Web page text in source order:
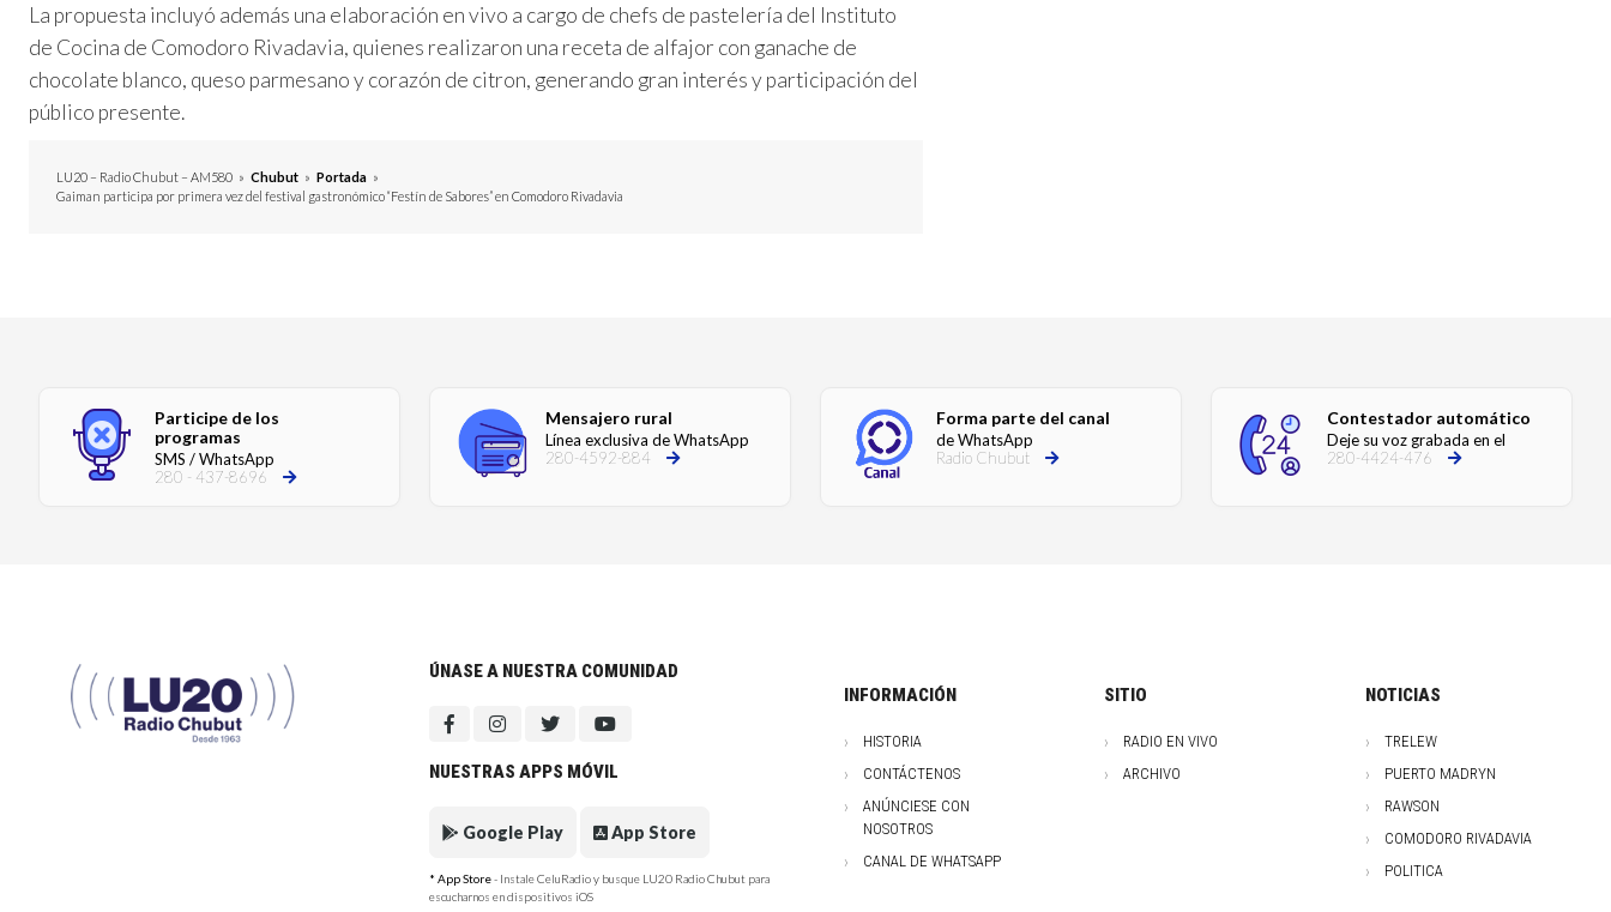
La propuesta incluyó además una elaboración en vivo a cargo de chefs de pastelería del Instituto
de Cocina de Comodoro Rivadavia, quienes realizaron una receta de alfajor con ganache de
chocolate blanco, queso parmesano y corazón de citron, generando gran interés y participación del
público presente.
LU20 – Radio Chubut – AM580 » Chubut » Portada »
Gaiman participa por primera vez del festival gastronómico “Festín de Sabores” en Comodoro Rivadavia
Participe de los
programas
SMS / WhatsApp
280 - 437-8696
Mensajero rural
Línea exclusiva de WhatsApp
280-4592-884
Forma parte del canal
de WhatsApp
Radio Chubut
Contestador automático
Deje su voz grabada en el
280-4424-476
ÚNASE A NUESTRA COMUNIDAD
NUESTRAS APPS MÓVIL
Google Play App Store
* App Store- Instale CeluRadio y busque LU20 Radio Chubut para
escucharnos en dispositivos iOS
INFORMACIÓN
HISTORIA
CONTÁCTENOS
ANÚNCIESE CON
NOSOTROS
CANAL DE WHATSAPP
SITIO
RADIO EN VIVO
ARCHIVO
NOTICIAS
TRELEW
PUERTO MADRYN
RAWSON
COMODORO RIVADAVIA
POLITICA